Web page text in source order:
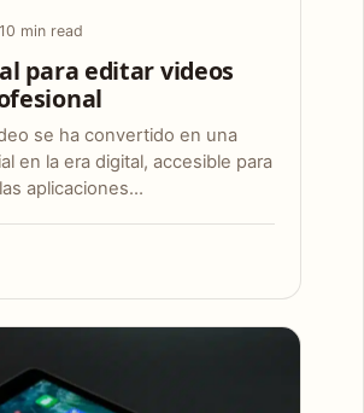
10 min read
para editar videos
se ha convertido en una
en la era digital, accesible para
aplicaciones…